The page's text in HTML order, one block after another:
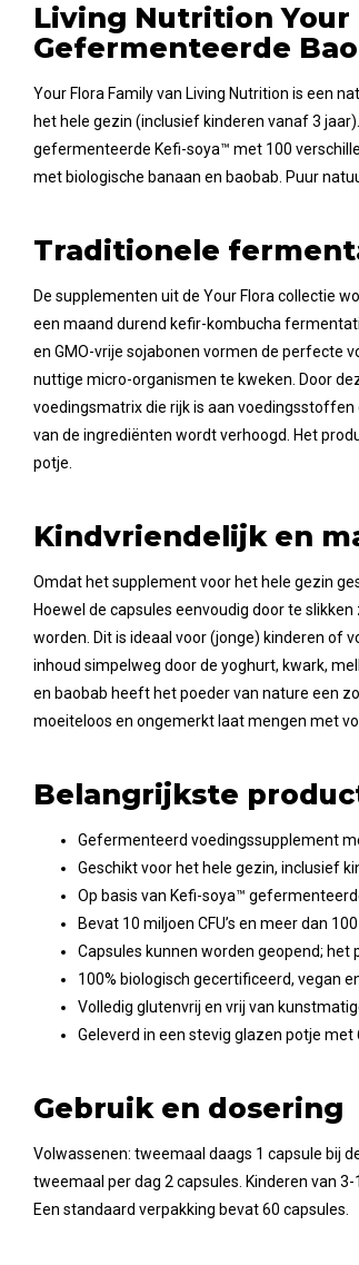
Living Nutrition Your
Gefermenteerde
Your Flora Family van Living Nutrition is een
het hele gezin (inclusief kinderen vanaf 3
gefermenteerde Kefi-soya™ met 100
met biologische banaan en baobab. Puur
Traditionele
De supplementen uit de Your Flora collectie
een maand durend kefir-kombucha
en GMO-vrije sojabonen vormen de perfecte
nuttige micro-organismen te kweken. Door
voedingsmatrix die rijk is aan
van de ingrediënten wordt verhoogd. Het
potje.
Kindvriendelijk en
Omdat het supplement voor het hele gezin
Hoewel de capsules eenvoudig door te
worden. Dit is ideaal voor (jonge) kinderen of
inhoud simpelweg door de yoghurt, kwark,
en baobab heeft het poeder van nature een
moeiteloos en ongemerkt laat mengen met
Belangrijkste
Gefermenteerd voedingssupplement
Geschikt voor het hele gezin, inclusief
Op basis van Kefi-soya™
Bevat 10 miljoen CFU’s en meer dan
Capsules kunnen worden geopend;
100% biologisch gecertificeerd, vegan
Volledig glutenvrij en vrij van
Geleverd in een stevig glazen potje met
Gebruik en dosering
Volwassenen: tweemaal daags 1 capsule bij
tweemaal per dag 2 capsules. Kinderen van
Een standaard verpakking bevat 60 capsules.